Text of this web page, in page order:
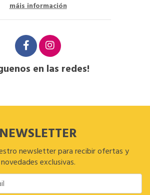
máis información
en las redes!
NEWSLETTER
newsletter para recibir ofertas y
novedades exclusivas.